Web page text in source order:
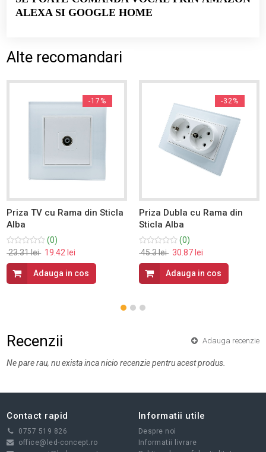
ALEXA SI GOOGLE HOME
Alte recomandari
-17%
Priza TV cu Rama din Sticla
Alba
(0)
23.31 lei 19.42 lei
Adauga in cos
-32%
Priza Dubla cu Rama din
Sticla Alba
(0)
45.3 lei 30.87 lei
Adauga in cos
Recenzii Adauga recenzie
Ne pare rau, nu exista inca nicio recenzie pentru acest produs.
Contact rapid
0757 519 826
office@led-concept.ro
Informatii utile
Despre noi
Informatii livrare